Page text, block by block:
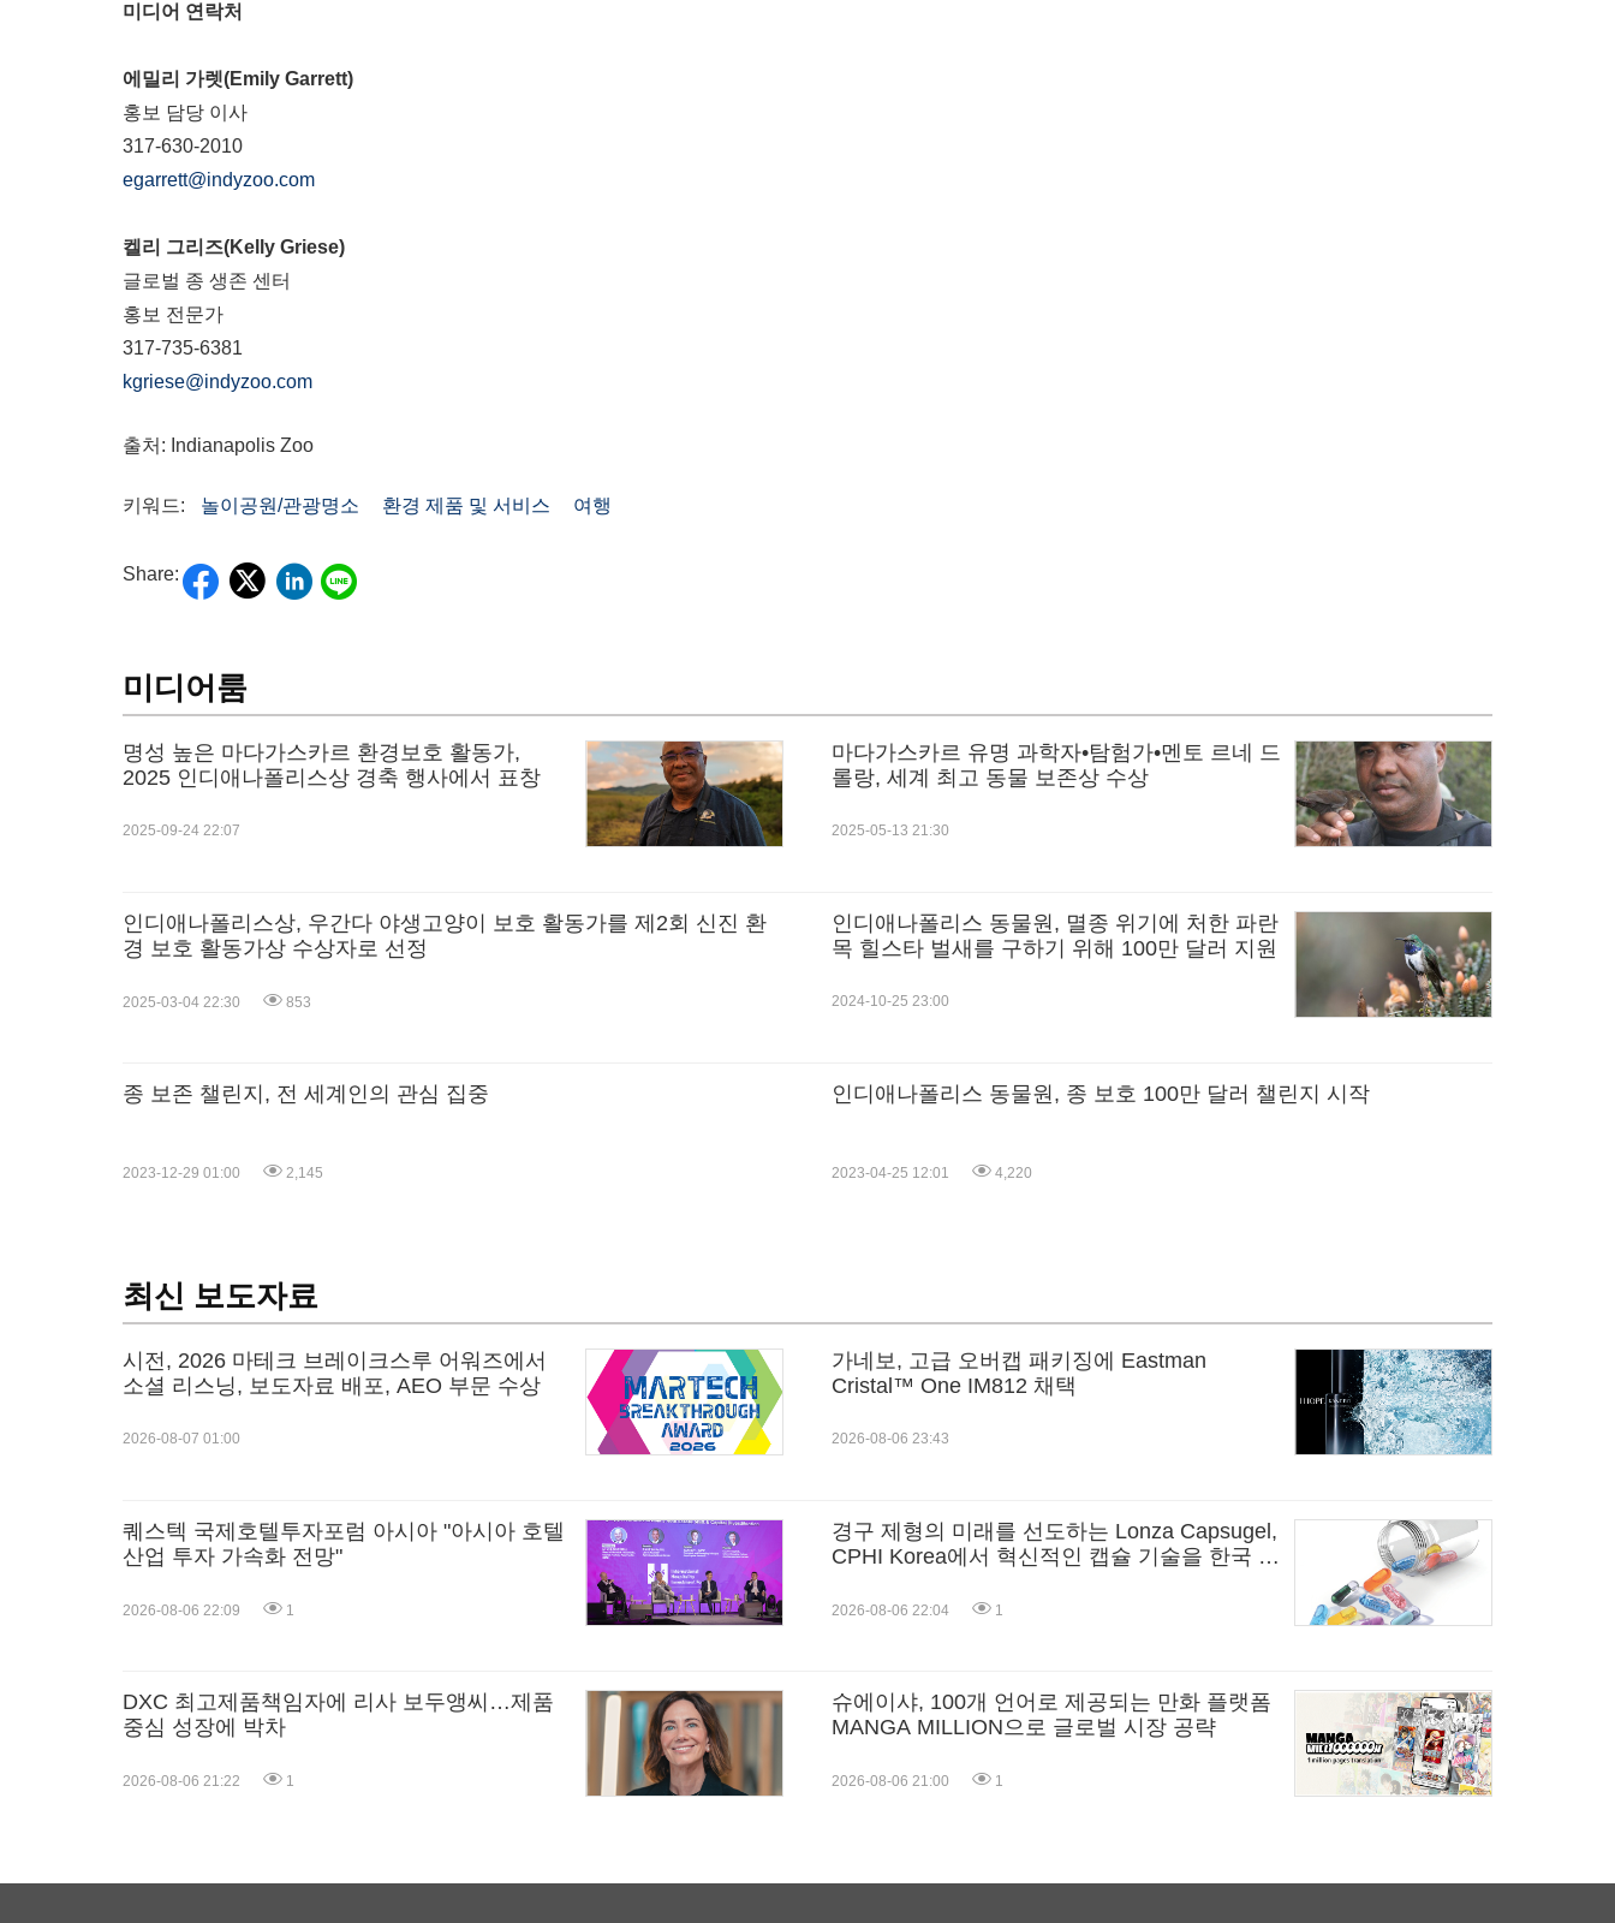
미디어 연락처
에밀리 가렛(Emily Garrett)
홍보 담당 이사
317-630-2010
egarrett@indyzoo.com
켈리 그리즈(Kelly Griese)
글로벌 종 생존 센터
홍보 전문가
317-735-6381
kgriese@indyzoo.com
출처: Indianapolis Zoo
키워드: 놀이공원/관광명소 환경 제품 및 서비스 여행
Share:
미디어룸
명성 높은 마다가스카르 환경보호 활동가,
2025 인디애나폴리스상 경축 행사에서 표창
2025-09-24 22:07
마다가스카르 유명 과학자•탐험가•멘토 르네 드
롤랑, 세계 최고 동물 보존상 수상
2025-05-13 21:30
인디애나폴리스상, 우간다 야생고양이 보호 활동가를 제2회 신진 환
경 보호 활동가상 수상자로 선정
2025-03-04 22:30 853
인디애나폴리스 동물원, 멸종 위기에 처한 파란
목 힐스타 벌새를 구하기 위해 100만 달러 지원
2024-10-25 23:00
종 보존 챌린지, 전 세계인의 관심 집중
2023-12-29 01:00 2,145
인디애나폴리스 동물원, 종 보호 100만 달러 챌린지 시작
2023-04-25 12:01 4,220
최신 보도자료
시전, 2026 마테크 브레이크스루 어워즈에서
소셜 리스닝, 보도자료 배포, AEO 부문 수상
2026-08-07 01:00
가네보, 고급 오버캡 패키징에 Eastman
Cristal™ One IM812 채택
2026-08-06 23:43
퀘스텍 국제호텔투자포럼 아시아 "아시아 호텔
산업 투자 가속화 전망"
2026-08-06 22:09 1
경구 제형의 미래를 선도하는 Lonza Capsugel,
CPHI Korea에서 혁신적인 캡슐 기술을 한국 시
2026-08-06 22:04 1
DXC 최고제품책임자에 리사 보두앵씨…제품
중심 성장에 박차
2026-08-06 21:22 1
슈에이샤, 100개 언어로 제공되는 만화 플랫폼
MANGA MILLION으로 글로벌 시장 공략
2026-08-06 21:00 1